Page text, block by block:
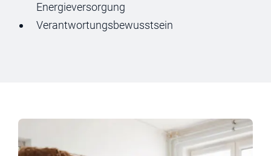
Energieversorgung
Verantwortungsbewusstsein